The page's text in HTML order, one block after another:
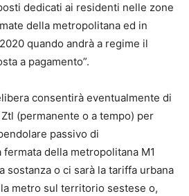
dedicati ai residenti nelle zone
della metropolitana ed in
quando andrà a regime il
a pagamento”.
consentirà eventualmente di
(permanente o a tempo) per
passivo di
della metropolitana M1
sostanza o ci sarà la tariffa urbana
metro sul territorio sestese o,